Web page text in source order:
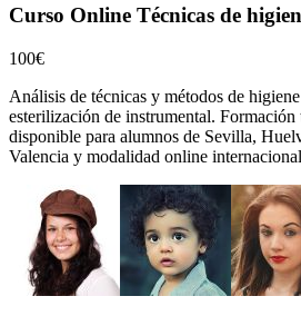
Curso Online Técnicas de
100€
Análisis de técnicas y métodos de
esterilización de instrumental. Formación
disponible para alumnos de Sevilla,
Valencia y modalidad online